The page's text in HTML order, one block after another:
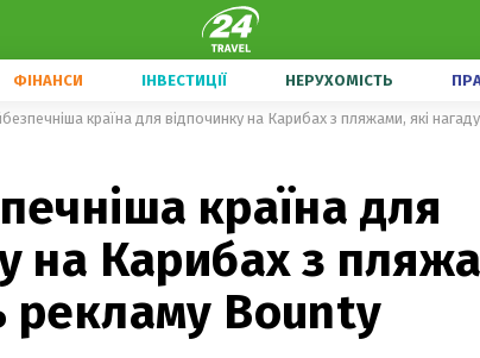
ФІНАНСИ ІНВЕСТИЦІЇ НЕРУХОМІСТЬ
країна для відпочинку на Карибах з пляжами, які
країна для
на Карибах з
рекламу Bounty